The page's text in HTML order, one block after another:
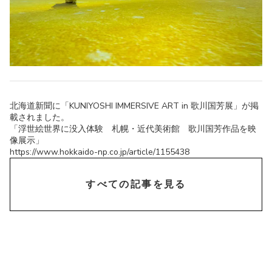
北海道新聞に「KUNIYOSHI IMMERSIVE ART in 歌川国芳展」が掲
載されました。
「浮世絵世界に没入体験 札幌・近代美術館 歌川国芳作品を映
像展示」
https://www.hokkaido-np.co.jp/article/1155438
すべての記事を見る